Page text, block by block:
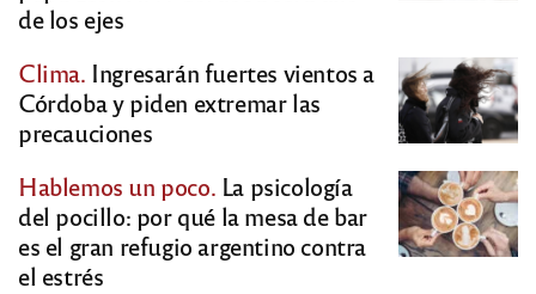
de los ejes
Clima. Ingresarán fuertes vientos a
Córdoba y piden extremar las
precauciones
Hablemos un poco. La psicología
del pocillo: por qué la mesa de bar
es el gran refugio argentino contra
el estrés